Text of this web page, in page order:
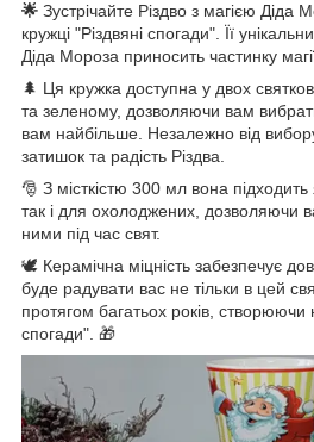
🌟 Зустрічайте Різдво з магією Діда
кружці "Різдвяні спогади". Її
Діда Мороза приносить частинку
🌲 Ця кружка доступна у двох
та зеленому, дозволяючи вам
вам найбільше. Незалежно від
затишок та радість Різдва.
🎅 З місткістю 300 мл вона
так і для охолоджених, дозволяючи
ними під час свят.
🕊️ Керамічна міцність забезпечує
буде радувати вас не тільки в цей
протягом багатьох років, створюючи
спогади". 🎁